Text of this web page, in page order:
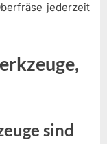
jederzeit
sind